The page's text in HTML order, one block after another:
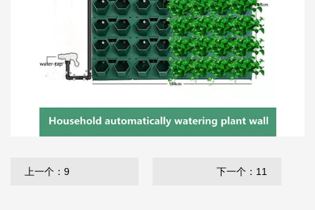
上一个：9 下一个：11